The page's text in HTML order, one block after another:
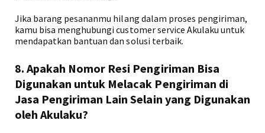
Jika barang pesananmu hilang dalam proses pengiriman,
kamu bisa menghubungi customer service Akulaku untuk
mendapatkan bantuan dan solusi terbaik.
8. Apakah Nomor Resi Pengiriman Bisa
Digunakan untuk Melacak Pengiriman di
Jasa Pengiriman Lain Selain yang Digunakan
oleh Akulaku?